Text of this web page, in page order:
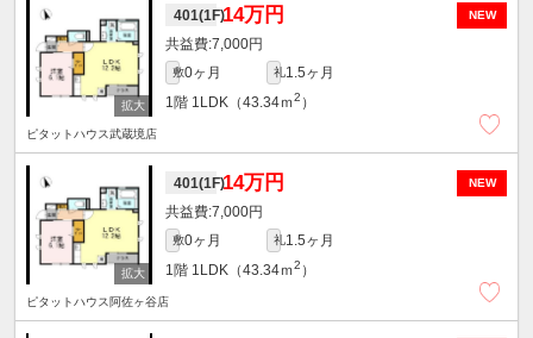
NEW
401(1F)14万円
7,000円
敷0ヶ月 礼1.5ヶ月
1階 1LDK（43.34ｍ2 ）
ピタットハウス武蔵境店
NEW
401(1F)14万円
7,000円
敷0ヶ月 礼1.5ヶ月
1階 1LDK（43.34ｍ2 ）
ピタットハウス阿佐ヶ谷店